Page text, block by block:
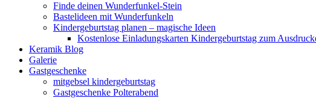
Finde deinen Wunderfunkel-Stein
Bastelideen mit Wunderfunkeln
Kindergeburtstag planen – magische Ideen
Kostenlose Einladungskarten Kindergeburtstag zum
Keramik Blog
Galerie
Gastgeschenke
mitgebsel kindergeburtstag
Gastgeschenke Polterabend